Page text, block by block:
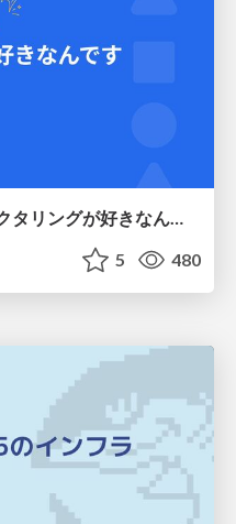
Lambda(Python)の リファクタリングが好きなんです
5 480